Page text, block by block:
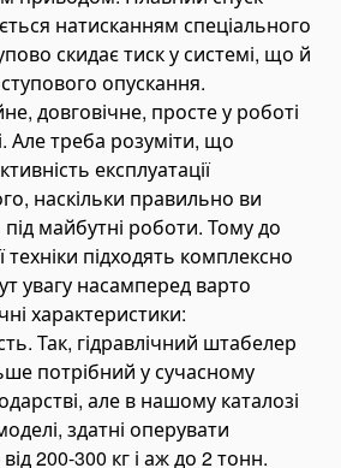
Strut Tools
кузова
натисканням спеціального
скидає тиск у системі, що й
опускання.
довговічне, просте у роботі
Але треба розуміти, що
експлуатації
наскільки правильно ви
майбутні роботи. Тому до
техніки підходять комплексно
увагу насамперед варто
характеристики:
Так, гідравлічний штабелер
потрібний у сучасному
але в нашому каталозі
здатні оперувати
200-300 кг і аж до 2 тонн.